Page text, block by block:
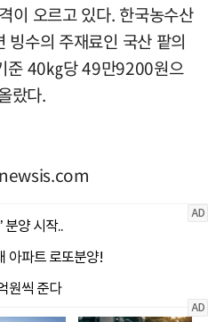
이 오르고 있다. 한국농수산
빙수의 주재료인 국산 팥의
준 40㎏당 49만9200원으
랐다.